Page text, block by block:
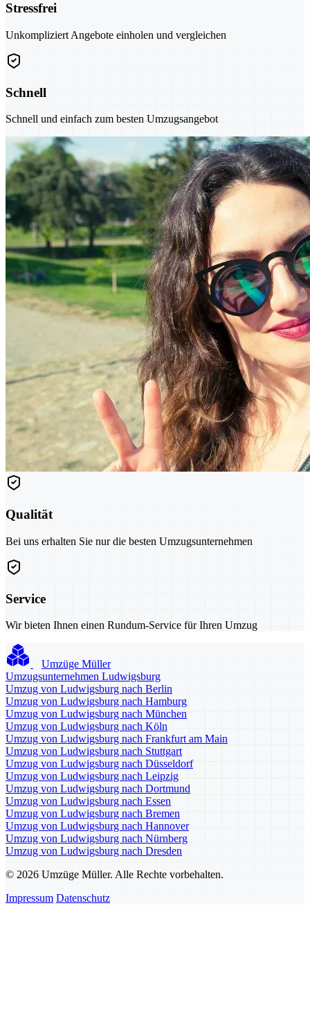
Stressfrei
Unkompliziert Angebote einholen und vergleichen
Schnell
Schnell und einfach zum besten Umzugsangebot
Qualität
Bei uns erhalten Sie nur die besten Umzugsunternehmen
Service
Wir bieten Ihnen einen Rundum-Service für Ihren Umzug
Umzüge Müller
Umzugsunternehmen Ludwigsburg
Umzug von Ludwigsburg nach Berlin
Umzug von Ludwigsburg nach Hamburg
Umzug von Ludwigsburg nach München
Umzug von Ludwigsburg nach Köln
Umzug von Ludwigsburg nach Frankfurt am Main
Umzug von Ludwigsburg nach Stuttgart
Umzug von Ludwigsburg nach Düsseldorf
Umzug von Ludwigsburg nach Leipzig
Umzug von Ludwigsburg nach Dortmund
Umzug von Ludwigsburg nach Essen
Umzug von Ludwigsburg nach Bremen
Umzug von Ludwigsburg nach Hannover
Umzug von Ludwigsburg nach Nürnberg
Umzug von Ludwigsburg nach Dresden
© 2026 Umzüge Müller. Alle Rechte vorbehalten.
Impressum Datenschutz